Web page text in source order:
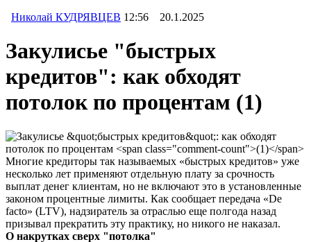
Николай КУДРЯВЦЕВ 12:56 20.1.2025
Закулисье "быстрых
кредитов": как обходят
потолок по процентам (1)
Многие кредиторы так называемых «быстрых кредитов» уже
несколько лет применяют отдельную плату за срочность
выплат денег клиентам, но не включают это в установленные
законом процентные лимиты. Как сообщает передача «De
facto» (LTV), надзиратель за отраслью еще полгода назад
призывал прекратить эту практику, но никого не наказал.
О накрутках сверх "потолка"